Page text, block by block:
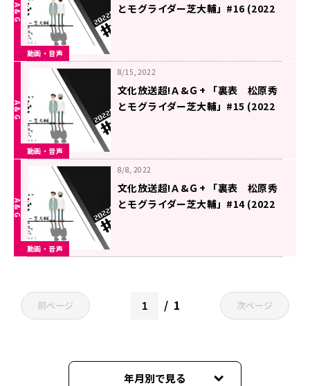
動画・音声
とモグライダー芝大輔」#16 (2022
動画・音声
8/15, 2022
文化放送超!Ａ&Ｇ+ 「裏表 松原秀
とモグライダー芝大輔」#15 (2022
動画・音声
8/8, 2022
文化放送超!Ａ&Ｇ+ 「裏表 松原秀
とモグライダー芝大輔」#14 (2022
前ページ 1 次ページ
年月別で見る